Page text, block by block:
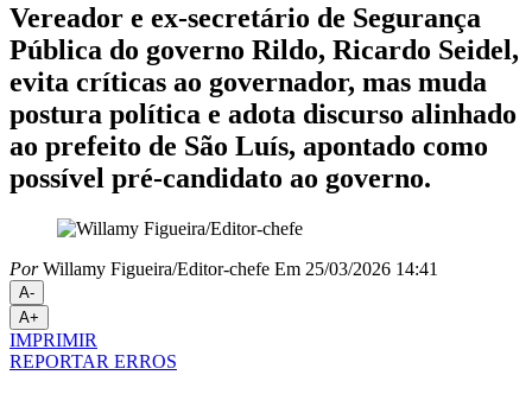
Vereador e ex-secretário de Segurança
Pública do governo Rildo, Ricardo Seidel,
evita críticas ao governador, mas muda
postura política e adota discurso alinhado
ao prefeito de São Luís, apontado como
possível pré-candidato ao governo.
PorWillamy Figueira/Editor-chefe Em 25/03/2026 14:41
A-
A+
IMPRIMIR
REPORTAR ERROS